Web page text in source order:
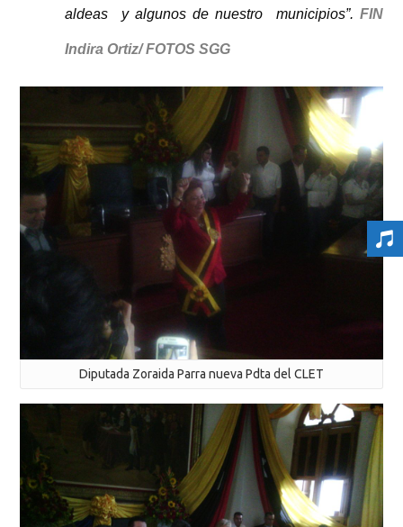
aldeas y algunos de nuestro municipios”. FIN
Indira Ortiz/ FOTOS SGG
Diputada Zoraida Parra nueva Pdta del CLET